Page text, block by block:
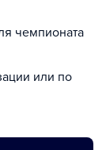
чемпионата
или по